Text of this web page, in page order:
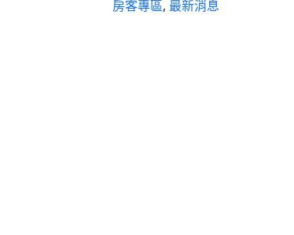
房客專區, 最新消息